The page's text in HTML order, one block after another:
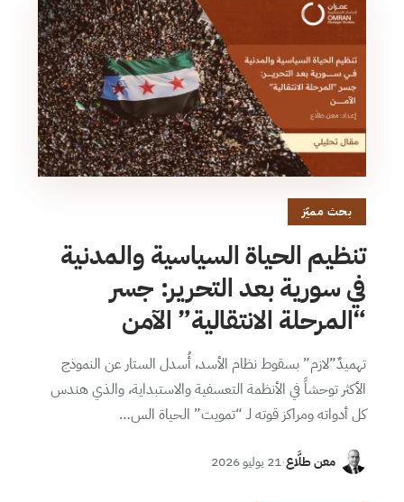
بحث مميّز
تنظيم الحياة السياسية والمدنية
في سورية بعد التحرير: جسر
“المرحلة الانتقالية” الآمن
تهميدٌ”لازم” بسقوط نظام الأسد، أُسدل الستار عن النموذج
الأكثر توحشاً في الأنظمة التعسفية والاستبداية، والذي هندس
كل أدواته ومراكز قوته لـ “تمويت” الحياة الس…
معن طلَّاع·21 يوليو 2026